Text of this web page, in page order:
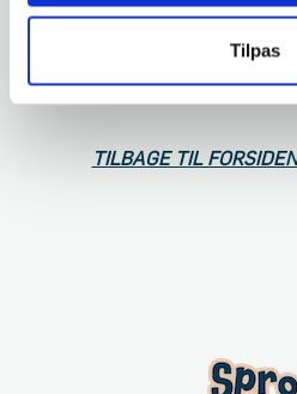
Tilpas
(Tomasello: 2003,
TILBAGE TIL FORSIDEN